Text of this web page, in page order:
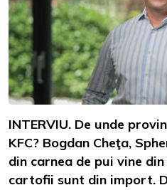
INTERVIU. De unde
KFC? Bogdan Cheţa,
din carnea de pui vine
cartofii sunt din import.